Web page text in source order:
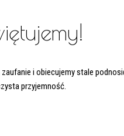
zaufanie i obiecujemy stale
przyjemność.